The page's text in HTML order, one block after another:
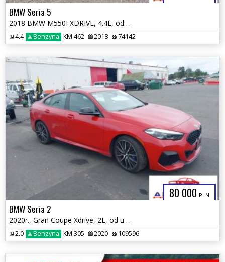
BMW Seria 5
2018 BMW M550I XDRIVE, 4.4L, od ubezpieczalni
4.4 Benzyna KM 462 2018 74142
80 000 PLN
BMW Seria 2
2020r., Gran Coupe Xdrive, 2L, od ubezpieczalni
2.0 Benzyna KM 305 2020 109596